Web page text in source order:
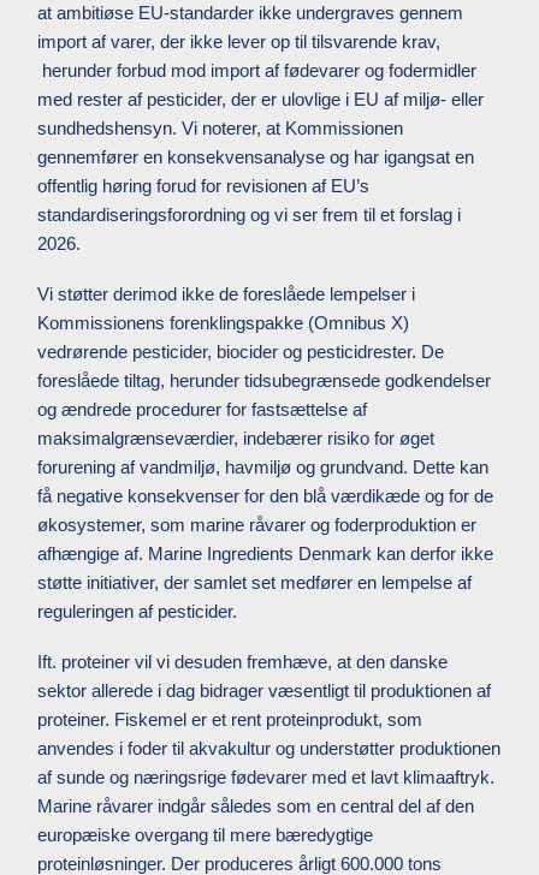
at ambitiøse EU-standarder ikke undergraves gennem
import af varer, der ikke lever op til tilsvarende krav,
herunder forbud mod import af fødevarer og fodermidler
med rester af pesticider, der er ulovlige i EU af miljø- eller
sundhedshensyn. Vi noterer, at Kommissionen
gennemfører en konsekvensanalyse og har igangsat en
offentlig høring forud for revisionen af EU’s
standardiseringsforordning og vi ser frem til et forslag i
2026.
Vi støtter derimod ikke de foreslåede lempelser i
Kommissionens forenklingspakke (Omnibus X)
vedrørende pesticider, biocider og pesticidrester. De
foreslåede tiltag, herunder tidsubegrænsede godkendelser
og ændrede procedurer for fastsættelse af
maksimalgrænseværdier, indebærer risiko for øget
forurening af vandmiljø, havmiljø og grundvand. Dette kan
få negative konsekvenser for den blå værdikæde og for de
økosystemer, som marine råvarer og foderproduktion er
afhængige af. Marine Ingredients Denmark kan derfor ikke
støtte initiativer, der samlet set medfører en lempelse af
reguleringen af pesticider.
Ift. proteiner vil vi desuden fremhæve, at den danske
sektor allerede i dag bidrager væsentligt til produktionen af
proteiner. Fiskemel er et rent proteinprodukt, som
anvendes i foder til akvakultur og understøtter produktionen
af sunde og næringsrige fødevarer med et lavt klimaaftryk.
Marine råvarer indgår således som en central del af den
europæiske overgang til mere bæredygtige
proteinløsninger. Der produceres årligt 600.000 tons